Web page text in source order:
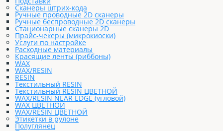
Сканеры штрих-кода
Ручные проводные 2D сканеры
Ручные беспроводные 2D сканеры
Стационарные сканеры 2D
Прайс-чекеры (микрокиоски)
Услуги по настройке
Расходные материалы
Красящие ленты (риббоны)
WAX
WAX/RESIN
RESIN
Текстильный RESIN
Текстильный RESIN ЦВЕТНОЙ
WAX/RESIN NEAR EDGE (угловой)
WAX ЦВЕТНОЙ
WAX/RESIN ЦВЕТНОЙ
Этикетки в рулоне
Полуглянец